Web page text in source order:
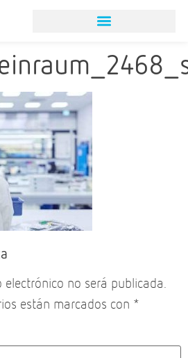
electrónico no será publicada.
están marcados con *